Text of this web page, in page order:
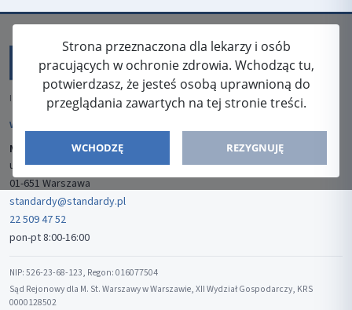
Strona przeznaczona dla lekarzy i osób
pracujących w ochronie zdrowia. Wchodząc tu,
potwierdzasz, że jesteś osobą uprawnioną do
przeglądania zawartych na tej stronie treści.
WCHODZĘ REZYGNUJĘ
ISSN: 2080-5438
WYDAWCA
Media-Press Sp. z o.o.
ul. Gwiaździsta 7B/8
01-651 Warszawa
standardy@standardy.pl
22 509 47 52
pon-pt 8:00-16:00
NIP: 526-23-68-123, Regon: 016077504
Sąd Rejonowy dla M. St. Warszawy w Warszawie, XII Wydział Gospodarczy, KRS
0000128502